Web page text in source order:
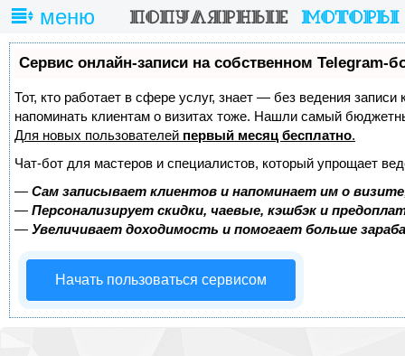
меню
Сервис онлайн-записи на собственном Telegram-
Тот, кто работает в сфере услуг, знает — без ведения
напоминать клиентам о визитах тоже. Нашли самый
Для новых пользователей первый месяц бесплатно.
Чат-бот для мастеров и специалистов, который упрощает
— Сам записывает клиентов и напоминает им о
— Персонализирует скидки, чаевые, кэшбэк и
— Увеличивает доходимость и помогает больше
Начать пользоваться сервисом